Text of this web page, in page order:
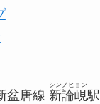
盆唐線 新論峴
シンノヒョン
駅